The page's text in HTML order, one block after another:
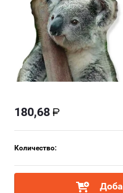
180,68
Количество: